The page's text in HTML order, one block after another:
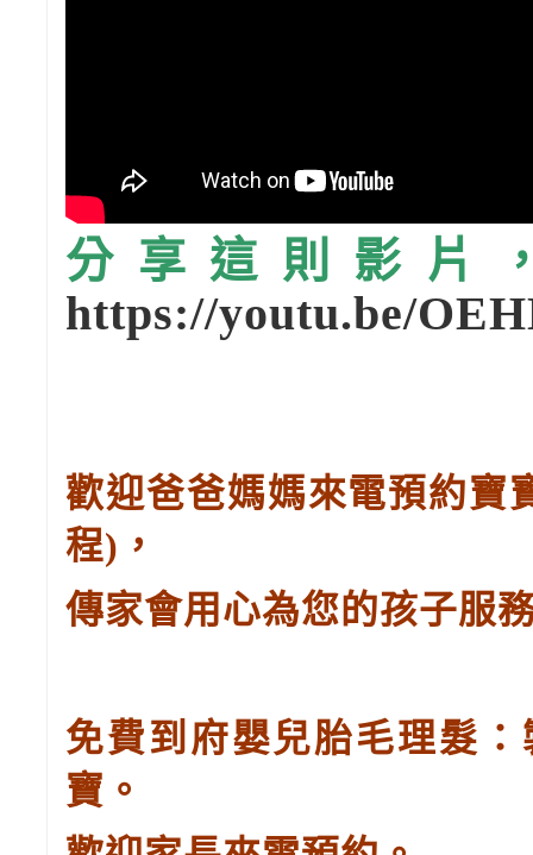
分享這則影片
https://youtu.be/
歡迎爸爸媽媽來電預約寶
程) ，
傳家會用心為您的孩子服
免費到府嬰兒胎毛理髮
寶。